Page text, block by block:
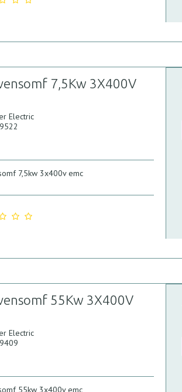
7,5Kw 3X400V
Electric
7,5kw 3x400v emc
55Kw 3X400V
Electric
55kw 3x400v emc